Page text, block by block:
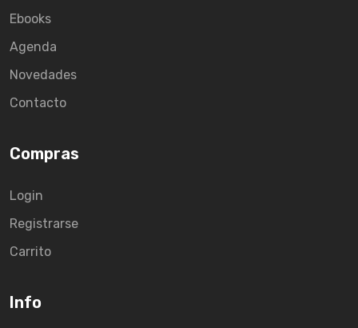
Ebooks
Agenda
Novedades
Contacto
Compras
Login
Registrarse
Carrito
Info